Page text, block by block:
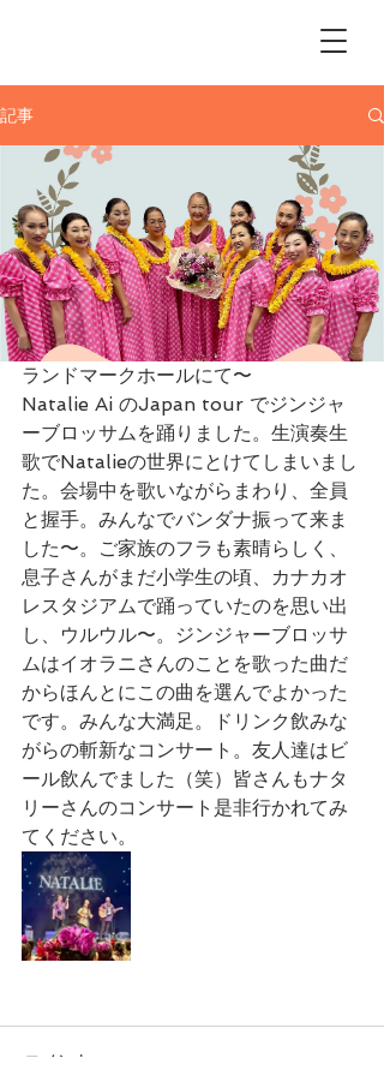
記事
ランドマークホールにて〜
Natalie Ai のJapan tour でジンジャ
ーブロッサムを踊りました。生演奏生
歌でNatalieの世界にとけてしまいまし
た。会場中を歌いながらまわり、全員
と握手。みんなでバンダナ振って来ま
した〜。ご家族のフラも素晴らしく、
息子さんがまだ小学生の頃、カナカオ
レスタジアムで踊っていたのを思い出
し、ウルウル〜。ジンジャーブロッサ
ムはイオラニさんのことを歌った曲だ
からほんとにこの曲を選んでよかった
です。みんな大満足。ドリンク飲みな
がらの斬新なコンサート。友人達はビ
ール飲んでました（笑）皆さんもナタ
リーさんのコンサート是非行かれてみ
てください。
コメント